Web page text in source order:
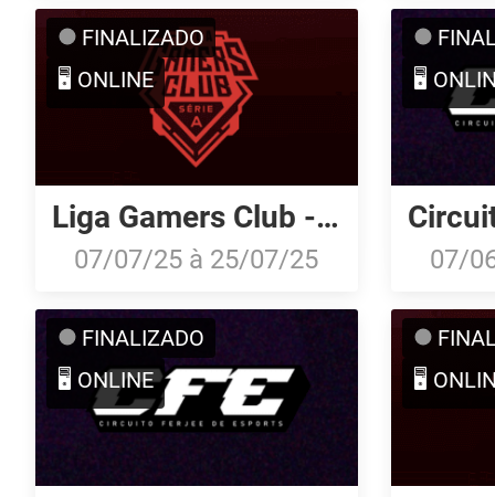
FINALIZADO
🖥️ ONLINE
Liga Gamers Club - Série A: Julho/25
07/07/25 à 25/07/25
🖥️
07/
FINALIZADO
🖥️ ONLINE
🖥️